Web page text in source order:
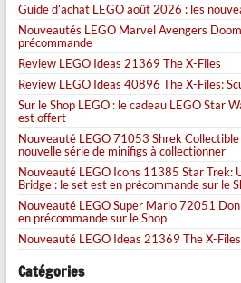
Guide d’achat LEGO août 2026 : les
Nouveautés LEGO Marvel Avengers
précommande
Review LEGO Ideas 21369 The X-Files
Review LEGO Ideas 40896 The X-Files:
Sur le Shop LEGO : le cadeau LEGO Star
est offert
Nouveauté LEGO 71053 Shrek
nouvelle série de minifigs à collectionner
Nouveauté LEGO Icons 11385 Star Trek:
Bridge : le set est en précommande sur le
Nouveauté LEGO Super Mario 72051
en précommande sur le Shop
Nouveauté LEGO Ideas 21369 The X-Files
Catégories